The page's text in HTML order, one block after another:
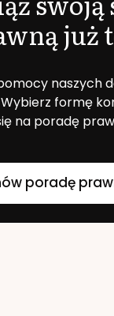
już
naszych
formę
na poradę
poradę